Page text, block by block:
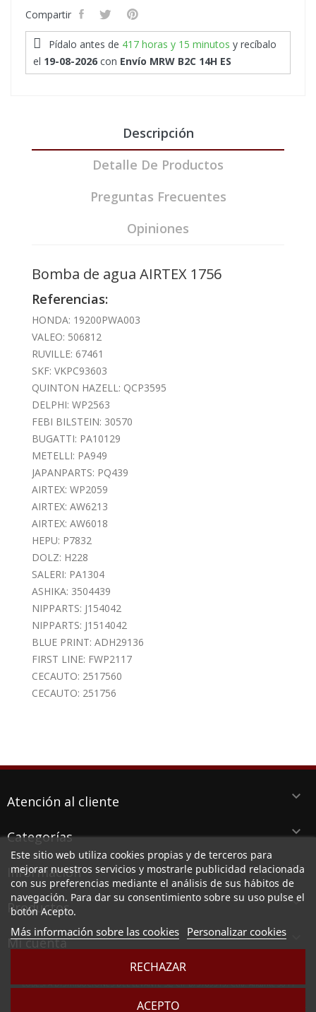
Compartir
Pídalo antes de 417 horas y 15 minutos y recíbalo
el 19-08-2026 con Envío MRW B2C 14H ES
Descripción
Detalle De Productos
Preguntas Frecuentes
Opiniones
Bomba de agua AIRTEX 1756
Referencias:
HONDA: 19200PWA003
VALEO: 506812
RUVILLE: 67461
SKF: VKPC93603
QUINTON HAZELL: QCP3595
DELPHI: WP2563
FEBI BILSTEIN: 30570
BUGATTI: PA10129
METELLI: PA949
JAPANPARTS: PQ439
AIRTEX: WP2059
AIRTEX: AW6213
AIRTEX: AW6018
HEPU: P7832
DOLZ: H228
SALERI: PA1304
ASHIKA: 3504439
NIPPARTS: J154042
NIPPARTS: J1514042
BLUE PRINT: ADH29136
FIRST LINE: FWP2117
CECAUTO: 2517560
CECAUTO: 251756
Atención al cliente keyboard_arrow_down
Categorías keyboard_arrow_down
Información keyboard_arrow_down
Productos keyboard_arrow_down
Mi cuenta
Este sitio web utiliza cookies propias y de terceros para
mejorar nuestros servicios y mostrarle publicidad relacionada
con sus preferencias mediante el análisis de sus hábitos de
navegación. Para dar su consentimiento sobre su uso pulse el
botón Acepto.
Más información sobre las cookies Personalizar cookies
RECHAZAR
ACEPTO
LUBESPA DISTRIBUCIONES DEL LEVANTE SL, CIF B73789513, Ctra. Alicante 38 PI
Sociedad inscrita en el Registro Mercantil de Murcia, en el tomo 2949, folio 164, hoja MU -